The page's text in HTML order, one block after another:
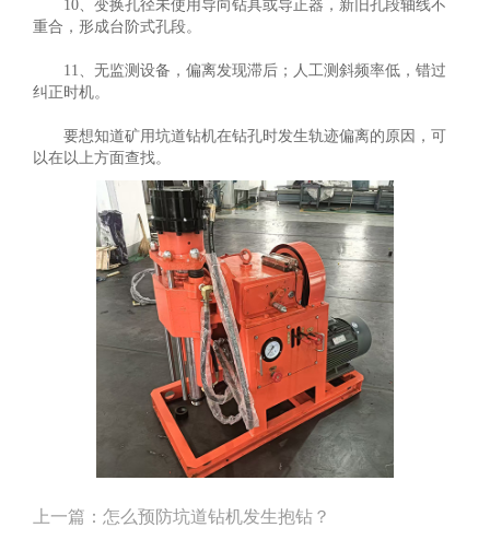
10、变换孔径未使用导向钻具或导正器，新旧孔段轴线不
重合，形成台阶式孔段。
11、无监测设备，偏离发现滞后；人工测斜频率低，错过
纠正时机。
要想知道矿用坑道钻机在钻孔时发生轨迹偏离的原因，可
以在以上方面查找。
上一篇： 怎么预防坑道钻机发生抱钻？